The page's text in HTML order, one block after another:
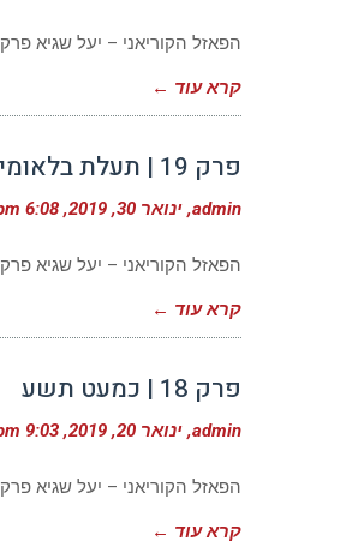
הפאזל הקוריאני – יעל שגיא פרק 20 | "שיר שלכת אדומה" "שיר שלכת אדומה" – משום מה בכל שנותיי בארץ
קרא עוד ←
פרק 19 | תעלת בלאומילך
admin ינואר 30, 2019 6:08 pm
הפאזל הקוריאני – יעל שגיא פרק 19 | תעלת בלאומילך יש המדברים, יש הלועגים, יש הצוחקים ויש המבקרים. לעומתם יש
קרא עוד ←
פרק 18 | כמעט תשע
admin ינואר 20, 2019 9:03 pm
הפאזל הקוריאני – יעל שגיא פרק 18 | כמעט תשע צועדת בדרכי לעבודה, זרם אדיר של אנשים צועד איתי ומולי.
קרא עוד ←